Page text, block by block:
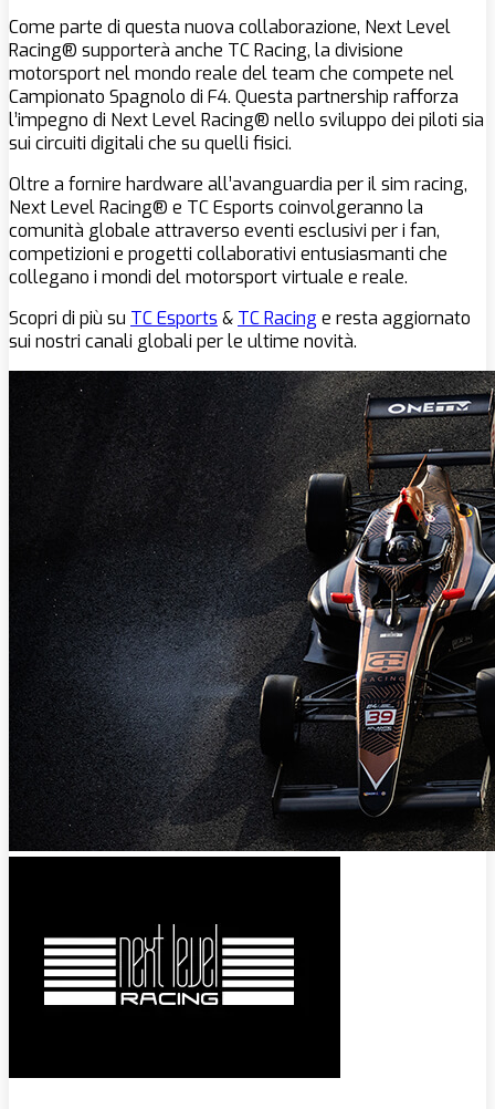
Come parte di questa nuova collaborazione, Next Level
Racing® supporterà anche TC Racing, la divisione
motorsport nel mondo reale del team che compete nel
Campionato Spagnolo di F4. Questa partnership rafforza
l’impegno di Next Level Racing® nello sviluppo dei piloti sia
sui circuiti digitali che su quelli fisici.
Oltre a fornire hardware all’avanguardia per il sim racing,
Next Level Racing® e TC Esports coinvolgeranno la
comunità globale attraverso eventi esclusivi per i fan,
competizioni e progetti collaborativi entusiasmanti che
collegano i mondi del motorsport virtuale e reale.
Scopri di più su TC Esports & TC Racing e resta aggiornato
sui nostri canali globali per le ultime novità.